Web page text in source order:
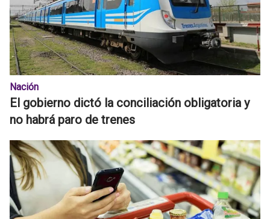
Nación
El gobierno dictó la conciliación obligatoria y
no habrá paro de trenes